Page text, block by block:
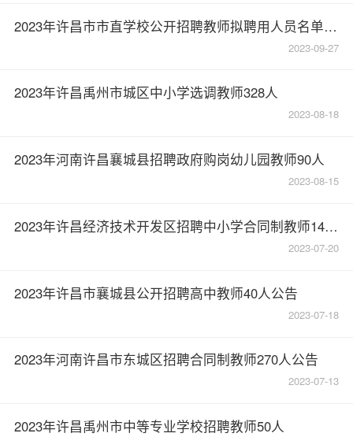
2023年许昌市市直学校公开招聘教师拟聘用人员名单公示
2023-09-27
2023年许昌禹州市城区中小学选调教师328人
2023-08-18
2023年河南许昌襄城县招聘政府购岗幼儿园教师90人
2023-08-15
2023年许昌经济技术开发区招聘中小学合同制教师141人公告
2023-07-20
2023年许昌市襄城县公开招聘高中教师40人公告
2023-07-18
2023年河南许昌市东城区招聘合同制教师270人公告
2023-07-13
2023年许昌禹州市中等专业学校招聘教师50人